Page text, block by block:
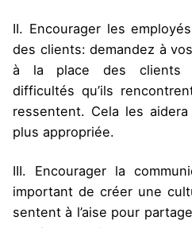
II. Encourager les
des clients: demandez à
à la place des clients
difficultés qu’ils
ressentent. Cela les
plus appropriée.
III. Encourager la
important de créer une
sentent à l’aise pour